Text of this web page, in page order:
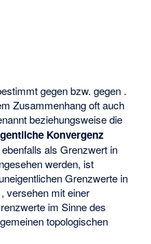
gegenbzw. gegen .
Zusammenhang oft auch
beziehungsweise die
Konvergenz
als Grenzwert in
werden, ist
Grenzwerte in
, versehen mit einer
im Sinne des
topologischen